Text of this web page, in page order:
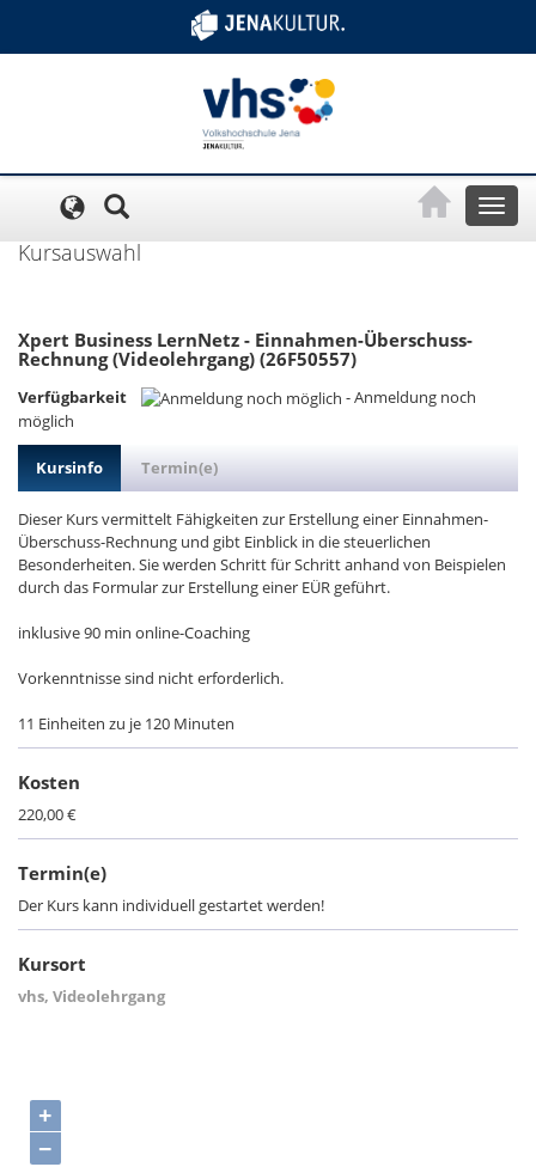
Toggle
Kursauswahl
Xpert Business LernNetz - Einnahmen-Überschuss-
Rechnung (Videolehrgang) (26F50557)
Verfügbarkeit -Anmeldung noch
möglich
Kursinfo Termin(e)
Dieser Kurs vermittelt Fähigkeiten zur Erstellung einer Einnahmen-
Überschuss-Rechnung und gibt Einblick in die steuerlichen
Besonderheiten. Sie werden Schritt für Schritt anhand von Beispielen
durch das Formular zur Erstellung einer EÜR geführt.
inklusive 90 min online-Coaching
Vorkenntnisse sind nicht erforderlich.
11 Einheiten zu je 120 Minuten
Kosten
220,00 €
Termin(e)
Der Kurs kann individuell gestartet werden!
Kursort
vhs, Videolehrgang
+
−